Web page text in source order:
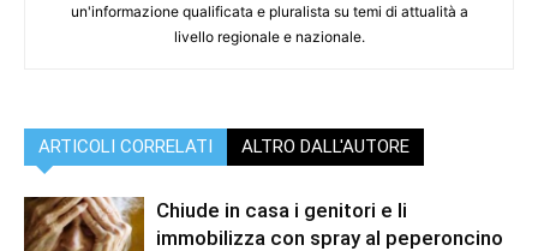
un'informazione qualificata e pluralista su temi di attualità a
livello regionale e nazionale.
ARTICOLI CORRELATI ALTRO DALL'AUTORE
Chiude in casa i genitori e li
immobilizza con spray al peperoncino